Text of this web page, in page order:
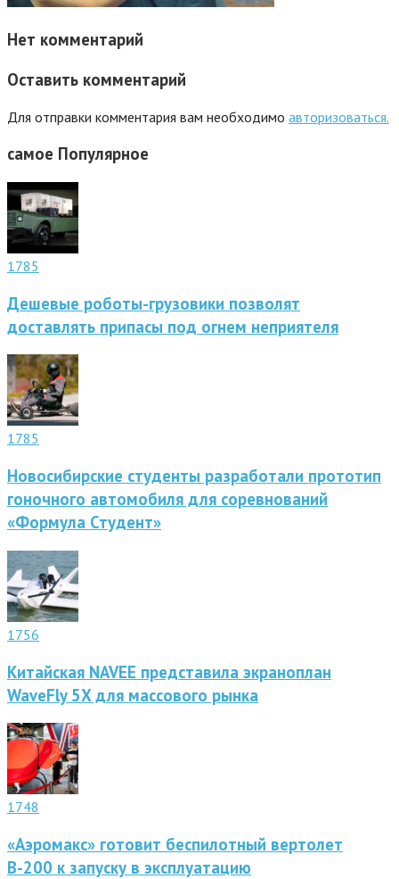
Нет комментарий
Оставить комментарий
Для отправки комментария вам необходимо авторизоваться.
самое Популярное
1785
Дешевые роботы-грузовики позволят
доставлять припасы под огнем неприятеля
1785
Новосибирские студенты разработали прототип
гоночного автомобиля для соревнований
«Формула Студент»
1756
Китайская NAVEE представила экраноплан
WaveFly 5X для массового рынка
1748
«Аэромакс» готовит беспилотный вертолет
В-200 к запуску в эксплуатацию